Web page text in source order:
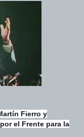
Fierro y
el Frente para la